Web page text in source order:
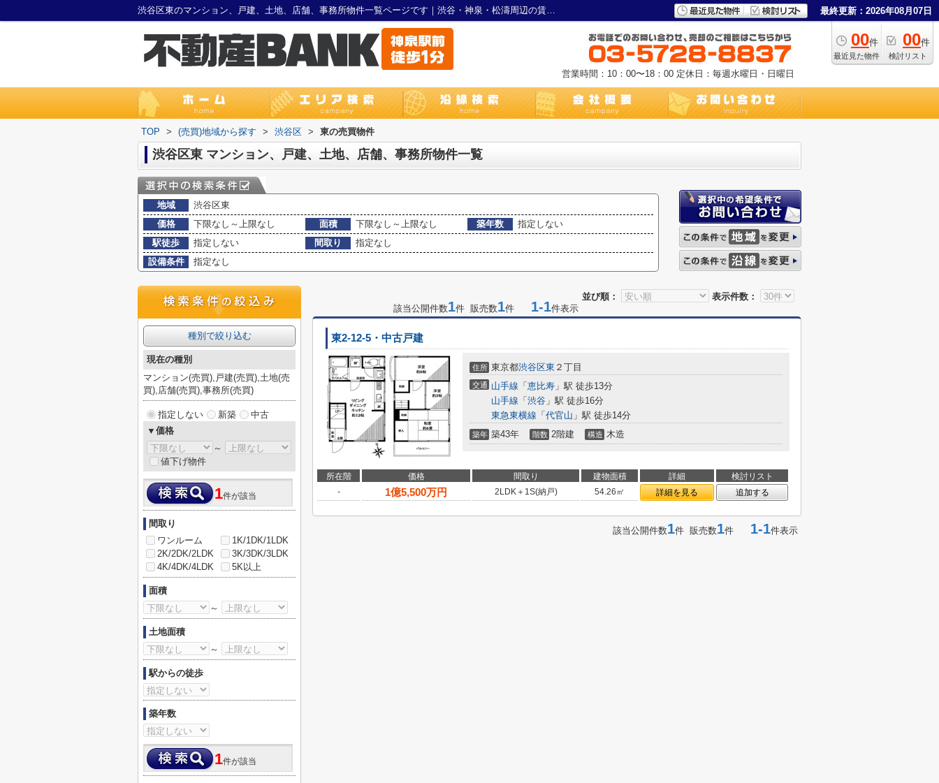
渋谷区東のマンション、戸建、土地、店舗、事務所物件一覧ページです｜渋谷・神泉・松濤周辺の賃貸不動産ＢＡＮＫ 最終更新：2026年08月07日
00件
最近見た物件
00件
検討リスト
営業時間：10：00〜18：00 定休日：毎週水曜日・日曜日
TOP > (売買)地域から探す > 渋谷区 > 東の売買物件
渋谷区東 マンション、戸建、土地、店舗、事務所物件一覧
地域
渋谷区東
価格
下限なし～上限なし 面積 下限なし～上限なし 築年数
指定しない
駅徒歩
指定しない 間取り
指定なし
設備条件
指定なし
並び順：
表示件数：
該当公開件数1件 販売数1件 1-1件表示
東2-12-5・中古戸建
住所 東京都渋谷区東 ２丁目
交通 山手線 「 恵比寿 」駅 徒歩13分
山手線 「 渋谷 」駅 徒歩16分
東急東横線 「 代官山 」駅 徒歩14分
築年 築43年 階数 2階建 構造 木造
所在階 価格 間取り 建物面積 詳細
検討リスト
-
1億5,500万円 2LDK＋1S(納戸) 54.26㎡ 詳細を見る 追加する
該当公開件数1件 販売数1件 1-1件表示
種別で絞り込む
現在の種別
マンション(売買),戸建(売買),土地(売
買),店舗(売買),事務所(売買)
指定しない 新築
中古
▼価格
～
値下げ物件
1件が該当
間取り
ワンルーム
1K/1DK/1LDK
2K/2DK/2LDK
3K/3DK/3LDK
4K/4DK/4LDK
5K以上
面積
～
土地面積
～
駅からの徒歩
築年数
1件が該当